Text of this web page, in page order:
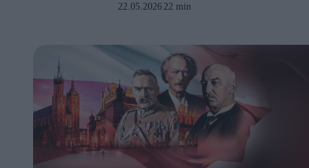
22.05.2026 22 min